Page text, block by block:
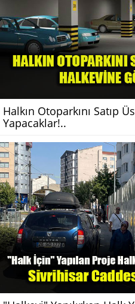
Halkın Otoparkını Satıp
Yapacaklar!..